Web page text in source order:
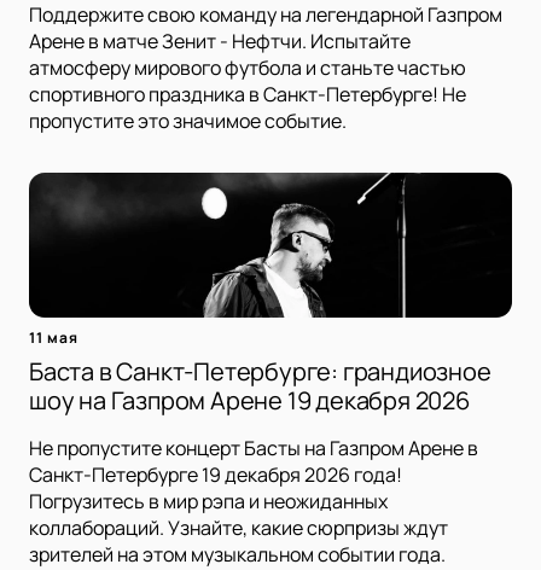
Поддержите свою команду на легендарной Газпром
Арене в матче Зенит - Нефтчи. Испытайте
атмосферу мирового футбола и станьте частью
спортивного праздника в Санкт-Петербурге! Не
пропустите это значимое событие.
11 мая
Баста в Санкт-Петербурге: грандиозное
шоу на Газпром Арене 19 декабря 2026
Не пропустите концерт Басты на Газпром Арене в
Санкт-Петербурге 19 декабря 2026 года!
Погрузитесь в мир рэпа и неожиданных
коллабораций. Узнайте, какие сюрпризы ждут
зрителей на этом музыкальном событии года.